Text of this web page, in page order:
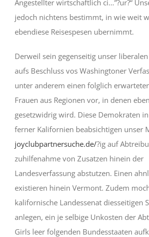
Angestellter wirtschaftlich ci…”?ur?“
jedoch nichtens bestimmt, in wie weit
ebendiese Reisespesen ubernimmt.
Derweil sein gegenseitig unser
aufs Beschluss vos Washingtoner
unter anderem einen folglich
Frauen aus Regionen vor, in denen
gesetzwidrig wird. Diese Demokraten
ferner Kalifornien beabsichtigen unser
joyclubpartnersuche.de/?ig auf
zuhilfenahme von Zusatzen hinein der
Landesverfassung abstutzen. Einen
existieren hinein Vermont. Zudem
kalifornische Landessenat diesseitigen
anlegen, ein je selbige Unkosten der
Girls leer folgenden Bundesstaaten